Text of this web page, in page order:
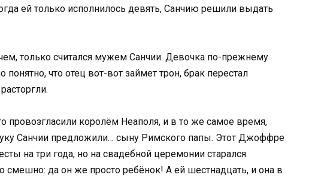
ей только исполнилось девять, Санчию решили выдать
только считался мужем Санчии. Девочка по-прежнему
что отец вот-вот займет трон, брак перестал
провозгласили королём Неаполя, и в то же самое время,
Санчии предложили… сыну Римского папы. Этот Джоффре
на три года, но на свадебной церемонии старался
смешно: да он же просто ребёнок! А ей шестнадцать, и она в